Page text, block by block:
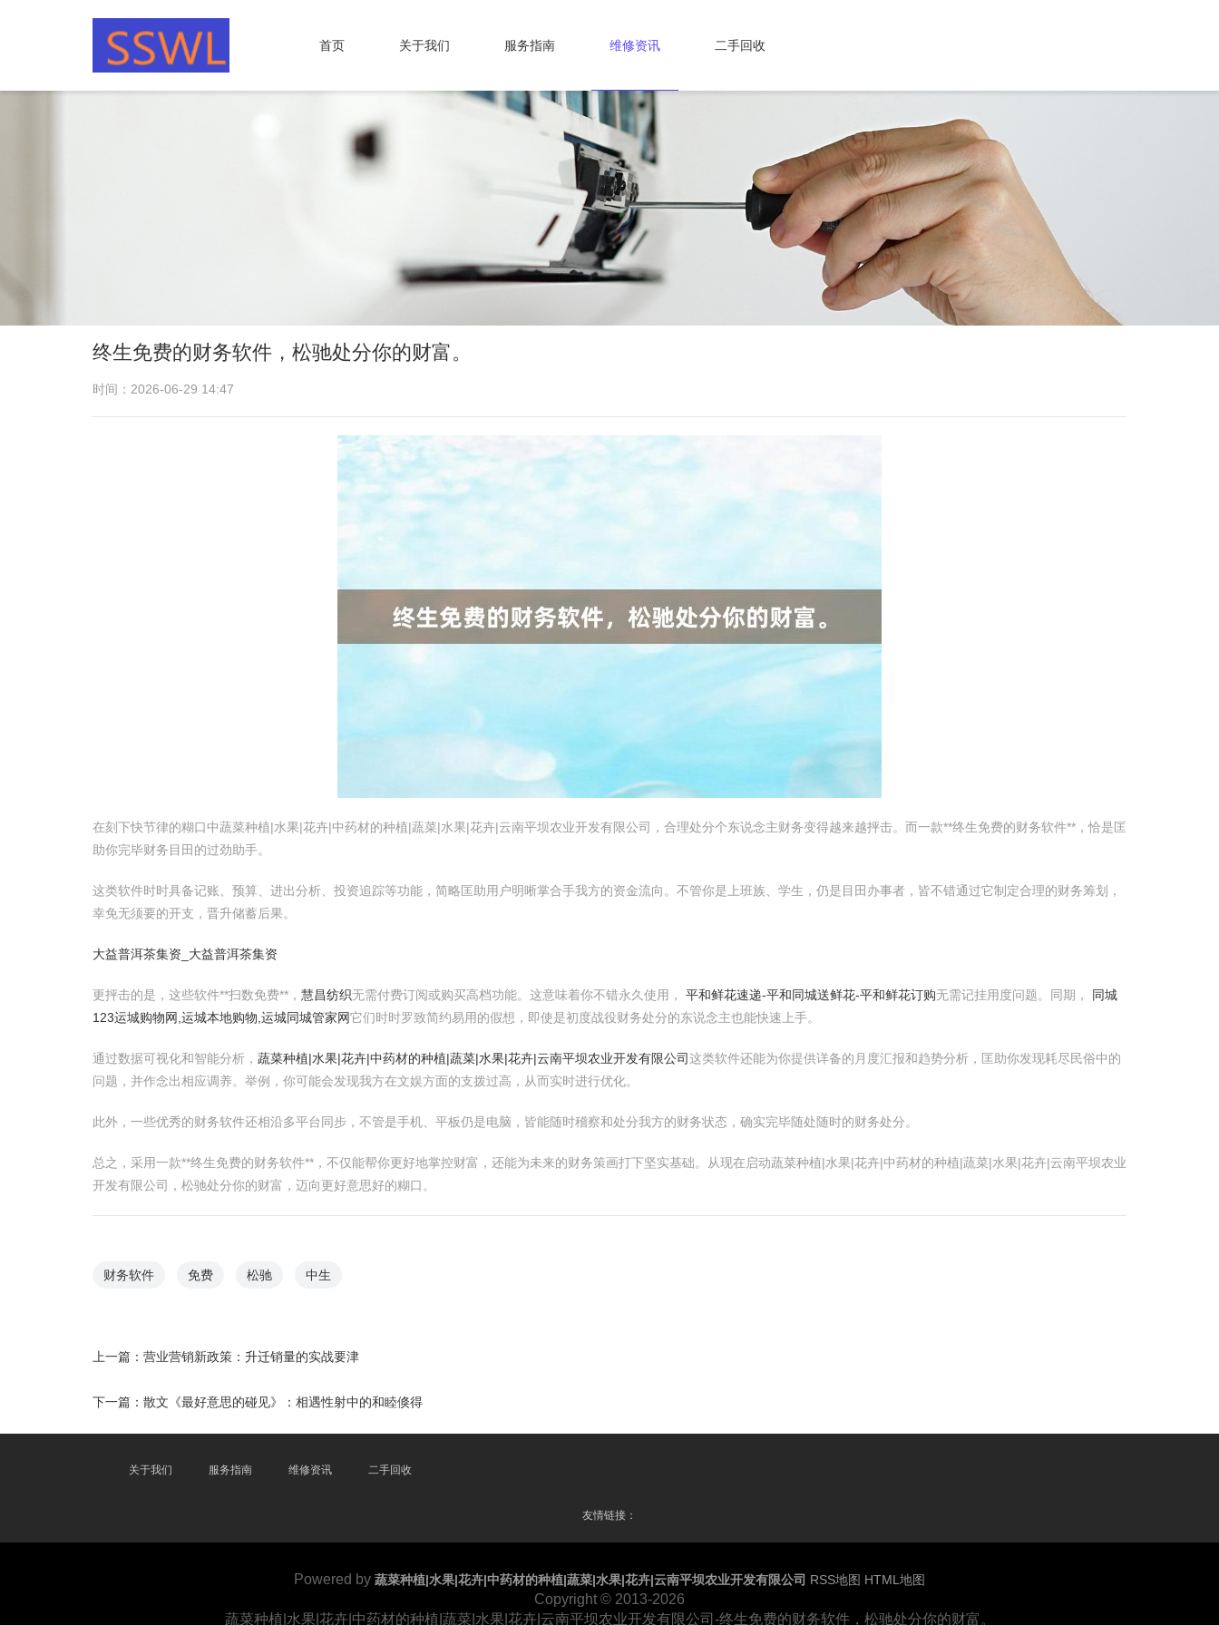
首页 关于我们 服务指南 维修资讯 二手回收
终生免费的财务软件，松驰处分你的财富。
时间：2026-06-29 14:47
在刻下快节律的糊口中蔬菜种植|水果|花卉|中药材的种植|蔬菜|水果|花卉|云南平坝农业开发有限公司，合理处分个东说念主财务变得越来越抨击。而一款**终生免费的财务软件**，恰是匡
助你完毕财务目田的过劲助手。
这类软件时时具备记账、预算、进出分析、投资追踪等功能，简略匡助用户明晰掌合手我方的资金流向。不管你是上班族、学生，仍是目田办事者，皆不错通过它制定合理的财务筹划，
幸免无须要的开支，晋升储蓄后果。
大益普洱茶集资_大益普洱茶集资
更抨击的是，这些软件**扫数免费**， 慧昌纺织无需付费订阅或购买高档功能。这意味着你不错永久使用， 平和鲜花速递-平和同城送鲜花-平和鲜花订购无需记挂用度问题。同期， 同城
123运城购物网,运城本地购物,运城同城管家网它们时时罗致简约易用的假想，即使是初度战役财务处分的东说念主也能快速上手。
通过数据可视化和智能分析， 蔬菜种植|水果|花卉|中药材的种植|蔬菜|水果|花卉|云南平坝农业开发有限公司这类软件还能为你提供详备的月度汇报和趋势分析，匡助你发现耗尽民俗中的
问题，并作念出相应调养。举例，你可能会发现我方在文娱方面的支拨过高，从而实时进行优化。
此外，一些优秀的财务软件还相沿多平台同步，不管是手机、平板仍是电脑，皆能随时稽察和处分我方的财务状态，确实完毕随处随时的财务处分。
总之，采用一款**终生免费的财务软件**，不仅能帮你更好地掌控财富，还能为未来的财务策画打下坚实基础。从现在启动蔬菜种植|水果|花卉|中药材的种植|蔬菜|水果|花卉|云南平坝农业
开发有限公司，松驰处分你的财富，迈向更好意思好的糊口。
财务软件 免费 松驰 中生
上一篇： 营业营销新政策：升迁销量的实战要津
下一篇： 散文《最好意思的碰见》：相遇性射中的和睦倏得
关于我们 服务指南 维修资讯 二手回收
友情链接：
Powered by 蔬菜种植|水果|花卉|中药材的种植|蔬菜|水果|花卉|云南平坝农业开发有限公司 RSS地图 HTML地图
Copyright © 2013-2026
蔬菜种植|水果|花卉|中药材的种植|蔬菜|水果|花卉|云南平坝农业开发有限公司-终生免费的财务软件，松驰处分你的财富。